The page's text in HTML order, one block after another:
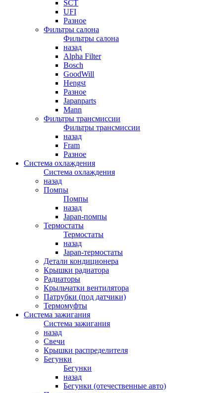
SCT
UFI
Разное
Фильтры салона
Фильтры салона
назад
Alpha Filter
Bosch
GoodWill
Hengst
Разное
Japanparts
Mann
Фильтры трансмиссии
Фильтры трансмиссии
назад
Fram
Разное
Система охлаждения
Система охлаждения
назад
Помпы
Помпы
назад
Japan-помпы
Термостаты
Термостаты
назад
Japan-термостаты
Детали кондиционера
Крышки радиатора
Радиаторы
Крыльчатки вентилятора
Патрубки (под датчики)
Термомуфты
Система зажигания
Система зажигания
назад
Свечи
Крышки распределителя
Бегунки
Бегунки
назад
Бегунки (отечественные авто)